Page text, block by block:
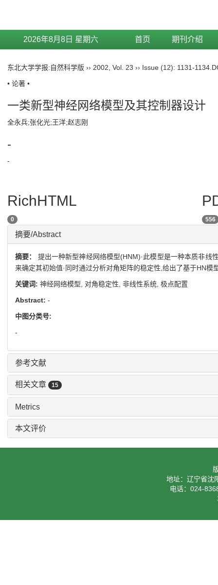
2026年8月8日 星期六 首页 期刊介绍
东北大学学报:自然科学版 ›› 2002 Vol. 23 ›› Issue (12): 1131-1134.
• 论著 •
一类新型神经网络模型及其控制器设计
全永兵;张化光;王洋;赵志刚
-
-
RichHTML
0 556
摘要/Abstract
摘要： 提出一种新型神经网络模型(HNM)·此模型是一种本质非
来确定其初始值·同时通过分析对角矩阵的稳定性,给出了基于HN
关键词: 神经网络模型, 对角稳定性, 非线性系统, 极点配置
Abstract: -
中图分类号:
-
参考文献
相关文章 15
Metrics
本文评价
地址：辽宁省沈
电话：024-